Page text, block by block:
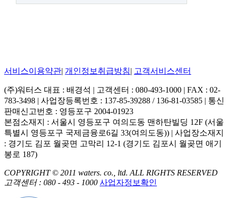
서비스이용약관| 개인정보취급방침| 고객서비스센터
(주)워터스 대표 : 배경석 | 고객센터 : 080-493-1000 | FAX : 02-
783-3498 | 사업장등록번호 : 137-85-39288 / 136-81-03585 | 통신
판매신고번호 : 영등포구 2004-01923
본점소재지 : 서울시 영등포구 여의도동 맨하탄빌딩 12F (서울
특별시 영등포구 국제금융로6길 33(여의도동)) | 사업장소재지
: 경기도 김포 월곶면 고막리 12-1 (경기도 김포시 월곶면 애기
봉로 187)
COPYRIGHT © 2011 waters. co., ltd. ALL RIGHTS RESERVED
고객센터 : 080 - 493 - 1000 사업자정보확인